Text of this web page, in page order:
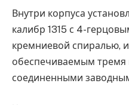
Внутри корпуса
калибр 1315 с 4-
кремниевой спиралью,
обеспечиваемым тремя
соединенными